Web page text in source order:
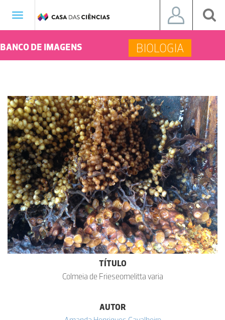
Toggle
BANCO DE IMAGENS BIOLOGIA
TÍTULO
Colmeia de Frieseomelitta varia
AUTOR